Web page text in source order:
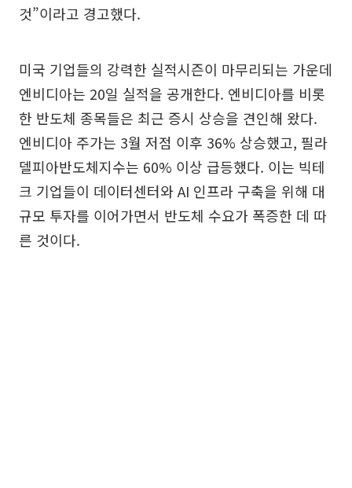
것”이라고 경고했다.
미국 기업들의 강력한 실적시즌이 마무리되는 가운데
엔비디아는 20일 실적을 공개한다. 엔비디아를 비롯
한 반도체 종목들은 최근 증시 상승을 견인해 왔다.
엔비디아 주가는 3월 저점 이후 36% 상승했고, 필라
델피아반도체지수는 60% 이상 급등했다. 이는 빅테
크 기업들이 데이터센터와 AI 인프라 구축을 위해 대
규모 투자를 이어가면서 반도체 수요가 폭증한 데 따
른 것이다.